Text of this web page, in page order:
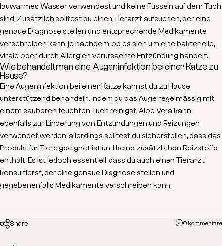
lauwarmes Wasser verwendest und keine Fusseln auf dem Tuch
sind. Zusätzlich solltest du einen Tierarzt aufsuchen, der eine
genaue Diagnose stellen und entsprechende Medikamente
verschreiben kann, je nachdem, ob es sich um eine bakterielle,
virale oder durch Allergien verursachte Entzündung handelt.
Wie behandelt man eine Augeninfektion bei einer Katze zu
Hause?
Eine Augeninfektion bei einer Katze kannst du zu Hause
unterstützend behandeln, indem du das Auge regelmässig mit
einem sauberen, feuchten Tuch reinigst. Aloe Vera kann
ebenfalls zur Linderung von Entzündungen und Reizungen
verwendet werden, allerdings solltest du sicherstellen, dass das
Produkt für Tiere geeignet ist und keine zusätzlichen Reizstoffe
enthält. Es ist jedoch essentiell, dass du auch einen Tierarzt
konsultierst, der eine genaue Diagnose stellen und
gegebenenfalls Medikamente verschreiben kann.
Share 0 Kommentare